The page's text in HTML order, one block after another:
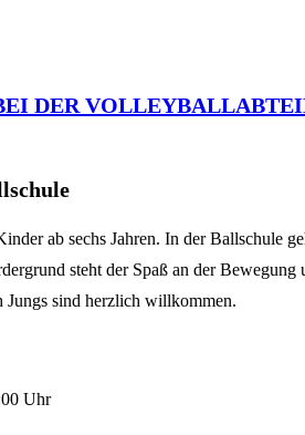
DER
ab sechs Jahren. In der Ballschule
steht der Spaß an der
Jungs sind herzlich willkommen.
Uhr